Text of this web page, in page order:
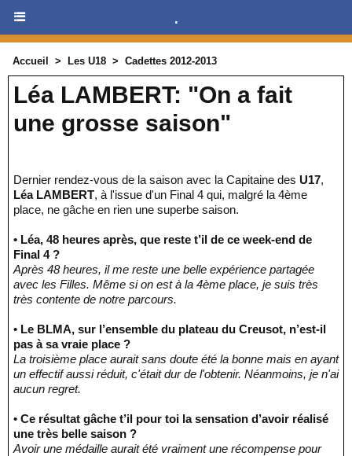
.
Accueil > Les U18 > Cadettes 2012-2013
Léa LAMBERT: "On a fait
une grosse saison"
Dernier rendez-vous de la saison avec la Capitaine des U17,
Léa LAMBERT, à l'issue d'un Final 4 qui, malgré la 4ème
place, ne gâche en rien une superbe saison.
• Léa, 48 heures après, que reste t’il de ce week-end de
Final 4 ?
Après 48 heures, il me reste une belle expérience partagée
avec les Filles. Même si on est à la 4ème place, je suis très
très contente de notre parcours.
• Le BLMA, sur l’ensemble du plateau du Creusot, n’est-il
pas à sa vraie place ?
La troisième place aurait sans doute été la bonne mais en ayant
un effectif aussi réduit, c'était dur de l'obtenir. Néanmoins, je n'ai
aucun regret.
• Ce résultat gâche t’il pour toi la sensation d’avoir réalisé
une très belle saison ?
Avoir une médaille aurait été vraiment une récompense pour